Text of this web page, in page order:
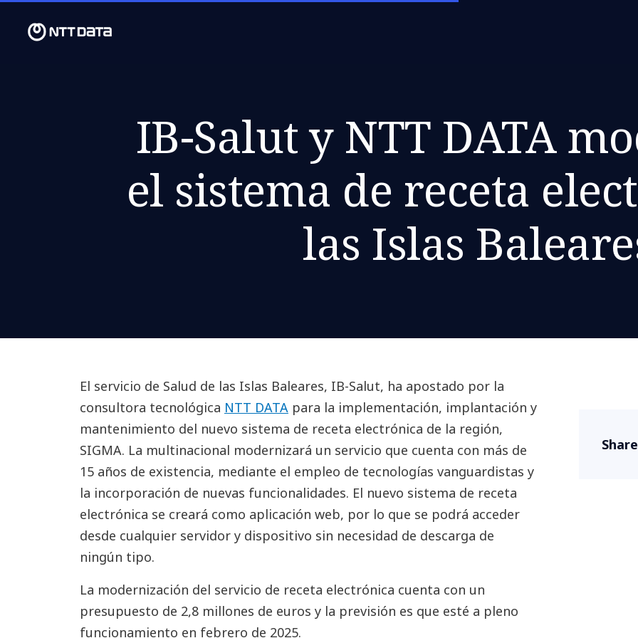
IB-Salut y NTT DATA
el sistema de receta
las Islas
El servicio de Salud de las Islas Baleares, IB-Salut, ha apostado por la
consultora tecnológica NTT DATApara la implementación, implantación y
mantenimiento del nuevo sistema de receta electrónica de la región,
SIGMA. La multinacional modernizará un servicio que cuenta con más de
15 años de existencia, mediante el empleo de tecnologías vanguardistas y
la incorporación de nuevas funcionalidades. El nuevo sistema de receta
electrónica se creará como aplicación web, por lo que se podrá acceder
desde cualquier servidor y dispositivo sin necesidad de descarga de
ningún tipo.
La modernización del servicio de receta electrónica cuenta con un
presupuesto de 2,8 millones de euros y la previsión es que esté a pleno
funcionamiento en febrero de 2025.